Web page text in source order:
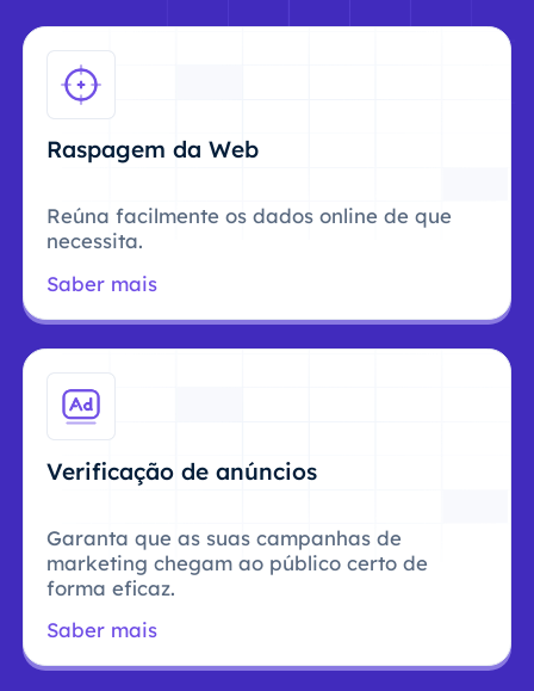
Raspagem da Web
Reúna facilmente os dados online de que
necessita.
Saber mais
Verificação de anúncios
Garanta que as suas campanhas de
marketing chegam ao público certo de
forma eficaz.
Saber mais